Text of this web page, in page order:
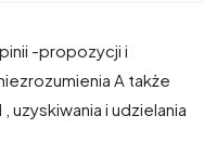
-propozycji i
A także
uzyskiwania i udzielania